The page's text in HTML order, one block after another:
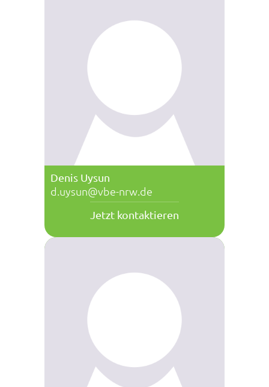
Denis Uysun
d.uysun@vbe-nrw.de
Jetzt kontaktieren